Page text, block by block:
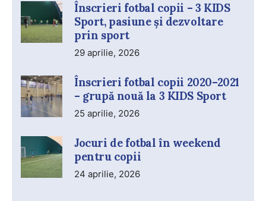
Înscrieri fotbal copii – 3 KIDS
Sport, pasiune și dezvoltare
prin sport
29 aprilie, 2026
Înscrieri fotbal copii 2020–2021
– grupă nouă la 3 KIDS Sport
25 aprilie, 2026
Jocuri de fotbal în weekend
pentru copii
24 aprilie, 2026